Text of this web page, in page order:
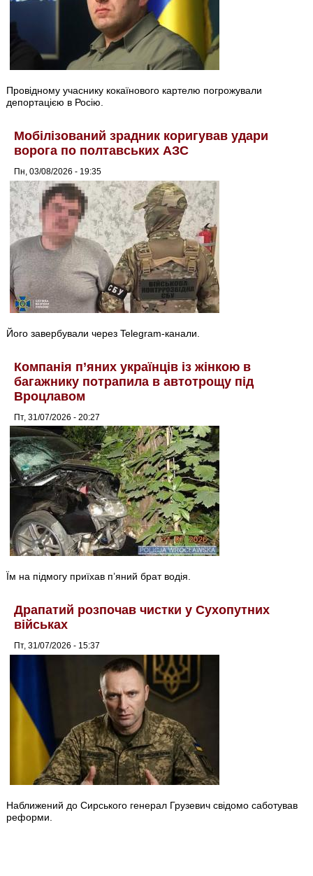
Провідному учаснику кокаїнового картелю погрожували
депортацією в Росію.
Мобілізований зрадник коригував удари
ворога по полтавських АЗС
Пн, 03/08/2026 - 19:35
Його завербували через Telegram-канали.
Компанія п’яних українців із жінкою в
багажнику потрапила в автотрощу під
Вроцлавом
Пт, 31/07/2026 - 20:27
Їм на підмогу приїхав п’яний брат водія.
Драпатий розпочав чистки у Сухопутних
військах
Пт, 31/07/2026 - 15:37
Наближений до Сирського генерал Грузевич свідомо саботував
реформи.